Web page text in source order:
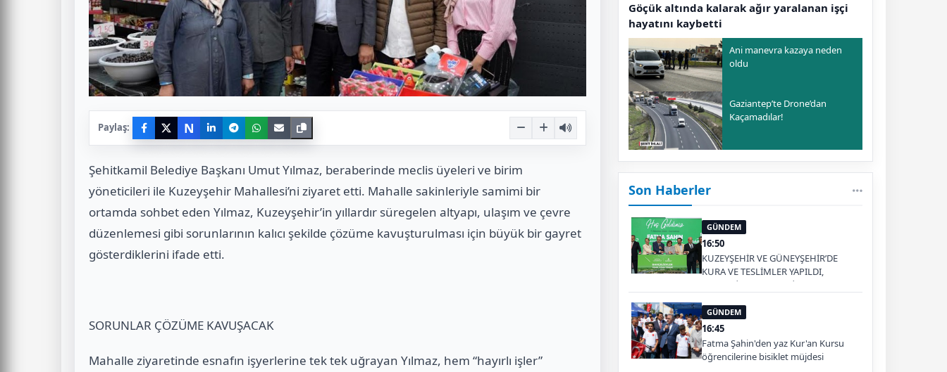
Paylaş: N
Şehitkamil Belediye Başkanı Umut Yılmaz, beraberinde meclis üyeleri ve birim
yöneticileri ile Kuzeyşehir Mahallesi’ni ziyaret etti. Mahalle sakinleriyle samimi bir
ortamda sohbet eden Yılmaz, Kuzeyşehir’in yıllardır süregelen altyapı, ulaşım ve çevre
düzenlemesi gibi sorunlarının kalıcı şekilde çözüme kavuşturulması için büyük bir gayret
gösterdiklerini ifade etti.
SORUNLAR ÇÖZÜME KAVUŞACAK
Mahalle ziyaretinde esnafın işyerlerine tek tek uğrayan Yılmaz, hem “hayırlı işler”
Göçük altında kalarak ağır yaralanan işçi
hayatını kaybetti
Ani manevra kazaya neden
oldu
Gaziantep’te Drone’dan
Kaçamadılar!
Son Haberler
GÜNDEM
16:50
KUZEYŞEHİR VE GÜNEYŞEHİR’DE
KURA VE TESLİMLER YAPILDI,
BAHÇELİEVLER’DE 5 BİN KONUTUN
GÜNDEM
16:45
Fatma Şahin'den yaz Kur'an Kursu
öğrencilerine bisiklet müjdesi